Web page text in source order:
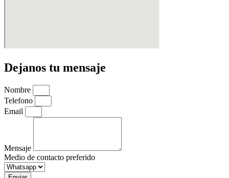
Dejanos tu mensaje
Nombre
Telefono
Email
Mensaje
Medio de contacto preferido